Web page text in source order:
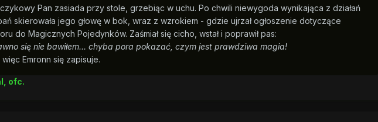
Pan zasiada przy stole, grzebiąc w uchu. Po chwili niewygoda wynikająca z działań
skierowała jego głowę w bok, wraz z wzrokiem - gdzie ujrzał ogłoszenie dotyczące
do Magicznych Pojedynków. Zaśmiał się cicho, wstał i poprawił pas:
się nie bawiłem... chyba pora pokazać, czym jest prawdziwa magia!
więc Emronn się zapisuje.
ofc.